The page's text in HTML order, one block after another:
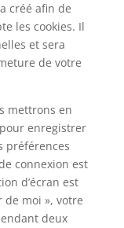
créé afin de
les cookies. Il
et sera
de votre
mettrons en
enregistrer
préférences
connexion est
d’écran est
de moi », votre
deux